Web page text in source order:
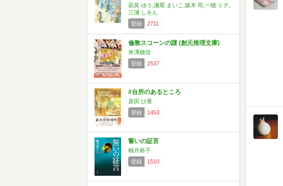
凪良 ゆう,瀬尾 まいこ,坂木 司,一穂 ミチ,
三浦 しをん
登録
2711
倫敦スコーンの謎 (創元推理文庫)
米澤穂信
登録
2537
#台所のあるところ
原田 ひ香
登録
1453
誓いの証言
柚月裕子
登録
1510